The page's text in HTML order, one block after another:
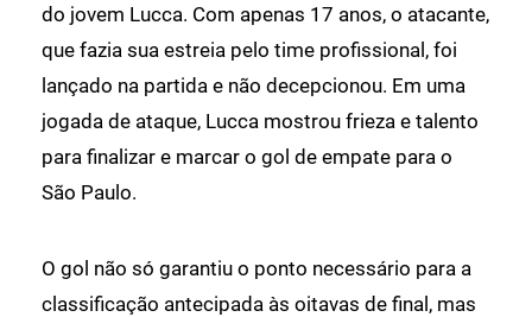
do jovem Lucca. Com apenas 17 anos, o atacante,
que fazia sua estreia pelo time profissional, foi
lançado na partida e não decepcionou. Em uma
jogada de ataque, Lucca mostrou frieza e talento
para finalizar e marcar o gol de empate para o
São Paulo.
O gol não só garantiu o ponto necessário para a
classificação antecipada às oitavas de final, mas